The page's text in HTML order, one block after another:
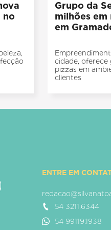
no
Grupo da
milhões
em
cidade, oferece
pizzas em
clientes
ENTRE EM
54 3211.6344
54 99119.1938